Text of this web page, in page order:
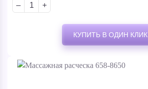
– +
КУПИТЬ В ОДИН КЛИК